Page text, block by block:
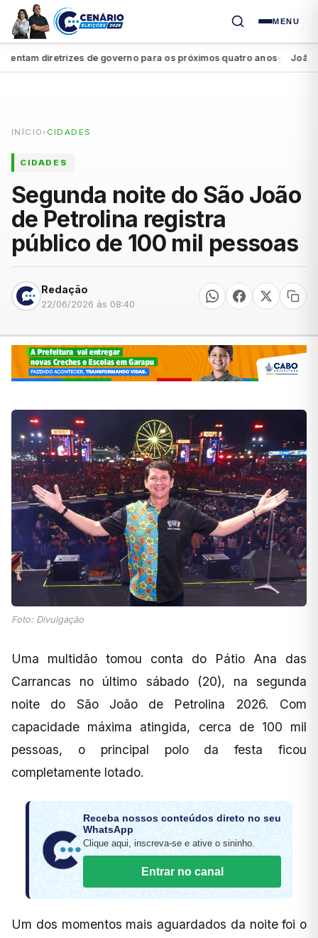
MENU
diretrizes de governo para os próximos quatro anos● João
INÍCIO › CIDADES
CIDADES
Segunda noite do São João
de Petrolina registra
público de 100 mil pessoas
Redação
22/06/2026 às 08:40
Foto: Divulgação
Uma multidão tomou conta do Pátio Ana das
Carrancas no último sábado (20), na segunda
noite do São João de Petrolina 2026. Com
capacidade máxima atingida, cerca de 100 mil
pessoas, o principal polo da festa ficou
completamente lotado.
Receba nossos conteúdos direto no seu
WhatsApp
Clique aqui, inscreva-se e ative o sininho.
Entrar no canal
Um dos momentos mais aguardados da noite foi o